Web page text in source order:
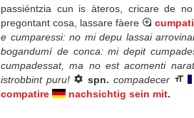
passiéntzia cun is àteros, cricare de
pregontant cosa, lassare fàere
e cumparessi: no mi depu lassai
bogandumí de conca: mi depit
cumpadessat, ma no est acomenti
istrobbint puru!
spn. compadecer
compatire
nachsichtig sein mit.